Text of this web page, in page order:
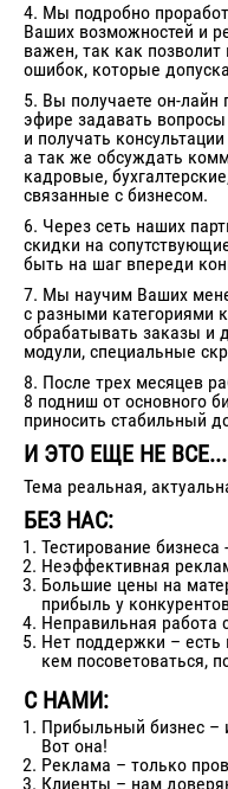
4. Мы подробно
Ваших возможностей и
важен, так как
ошибок, которые
5. Вы получаете он-
эфире задавать
и получать
а так же обсуждать
кадровые,
связанные с бизнесом.
6. Через сеть наших
скидки на
быть на шаг впереди
7. Мы научим Ваших
с разными категориями
обрабатывать заказы и
модули, специальные
8. После трех месяцев
8 подниш от основного
приносить стабильный
И ЭТО ЕЩЕ НЕ ВСЕ...
Тема реальная,
БЕЗ НАС:
Тестирование
Неэффективная
Большие цены на
прибыль у
Неправильная работа
Нет поддержки –
кем посоветоваться,
С НАМИ:
Прибыльный бизнес –
Вот она!
Реклама – только
Клиенты – нам